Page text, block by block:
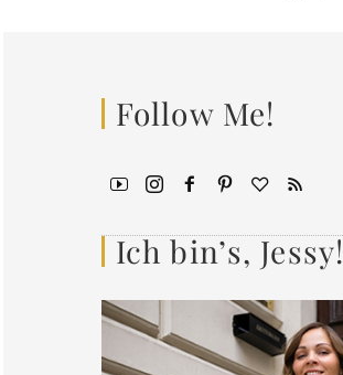
Follow Me!
Ich bin’s, Jessy!